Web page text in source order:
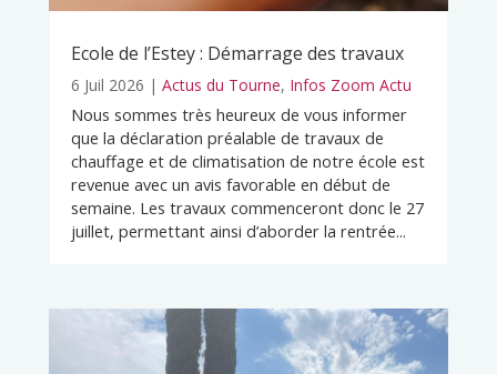
Ecole de l’Estey : Démarrage des travaux
6 Juil 2026 | Actus du Tourne, Infos Zoom Actu
Nous sommes très heureux de vous informer
que la déclaration préalable de travaux de
chauffage et de climatisation de notre école est
revenue avec un avis favorable en début de
semaine. Les travaux commenceront donc le 27
juillet, permettant ainsi d’aborder la rentrée...